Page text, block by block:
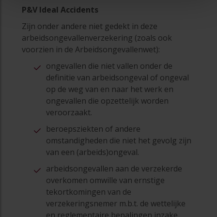
P&V Ideal Accidents
Zijn onder andere niet gedekt in deze
arbeidsongevallenverzekering (zoals ook
voorzien in de Arbeidsongevallenwet):
ongevallen die niet vallen onder de
definitie van arbeidsongeval of ongeval
op de weg van en naar het werk en
ongevallen die opzettelijk worden
veroorzaakt.
beroepsziekten of andere
omstandigheden die niet het gevolg zijn
van een (arbeids)ongeval.
arbeidsongevallen aan de verzekerde
overkomen omwille van ernstige
tekortkomingen van de
verzekeringsnemer m.b.t. de wettelijke